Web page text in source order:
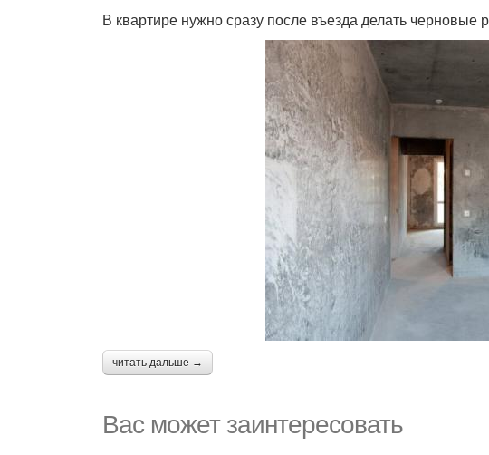
В квартире нужно сразу после въезда делать
читать дальше →
Вас может заинтересовать